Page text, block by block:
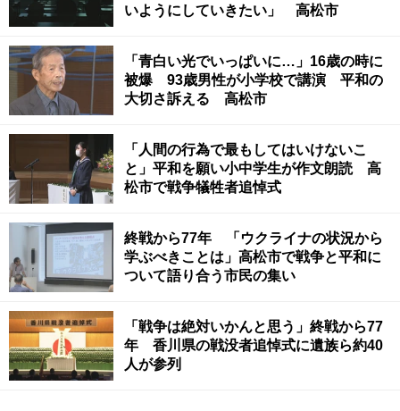
いようにしていきたい」 高松市
「青白い光でいっぱいに…」16歳の時に
被爆 93歳男性が小学校で講演 平和の
大切さ訴える 高松市
「人間の行為で最もしてはいけないこ
と」平和を願い小中学生が作文朗読 高
松市で戦争犠牲者追悼式
終戦から77年 「ウクライナの状況から
学ぶべきことは」高松市で戦争と平和に
ついて語り合う市民の集い
「戦争は絶対いかんと思う」終戦から77
年 香川県の戦没者追悼式に遺族ら約40
人が参列